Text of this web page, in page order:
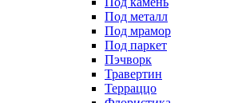
Под металл
Под мрамор
Под паркет
Пэчворк
Травертин
Терраццо